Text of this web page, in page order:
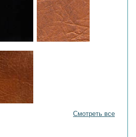
Смотреть все